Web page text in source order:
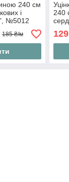
240 см
і
№5012
185 ₴/м
240
на